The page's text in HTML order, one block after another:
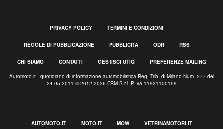
PRIVACY POLICY TERMINI E CONDIZIONI
REGOLE DI PUBBLICAZIONE PUBBLICITÀ ODR RSS
CHI SIAMO CONTATTI GESTISCI UTIQ PREFERENZE MAILING
Automoto.it - quotidiano di informazione automobilistica Reg. Trib. di Milano Num. 277 del
24.05.2011 © 2012-2026 CRM S.r.l. P.Iva 11921100159
AUTOMOTO.IT MOTO.IT MOW VETRINAMOTORI.IT